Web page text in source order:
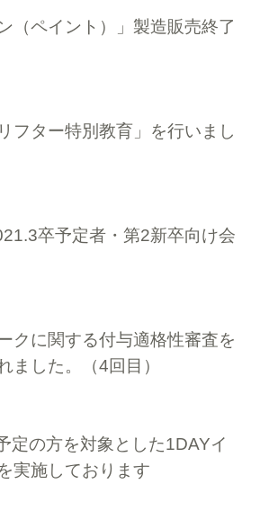
（ペイント）」製造販売終了
フター特別教育」を行いまし
卒予定者・第2新卒向け会
クに関する付与適格性審査を
ました。（4回目）
定の方を対象とした1DAYイ
実施しております